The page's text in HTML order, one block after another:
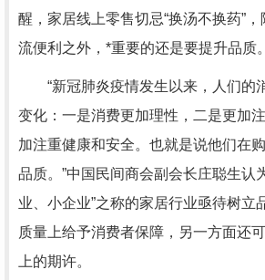
醒，家居线上零售切忌“换汤不换药”
流便利之外，*重要的还是要提升品质。
“新冠肺炎疫情发生以来，人们的
变化：一是消费更加理性，二是更加
加注重健康和安全。也就是说他们在
品质。”中国民间商会副会长庄聪生认
业、小企业”之称的家居行业亟待树立
质量上给予消费者保障，另一方面还
上的期许。